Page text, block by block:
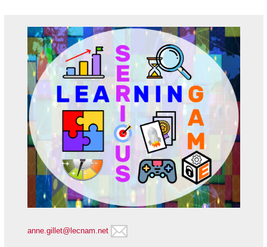
anne.gillet@lecnam.net